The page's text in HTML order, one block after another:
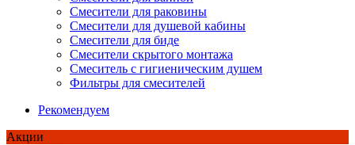
Смесители для раковины
Смесители для душевой кабины
Смесители для биде
Смесители скрытого монтажа
Смеситель с гигиеническим душем
Фильтры для смесителей
Рекомендуем
Акции